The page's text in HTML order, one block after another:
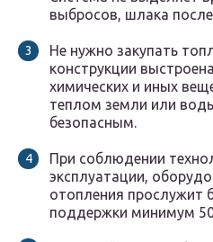
выбросов, шлака
Не нужно закупать
конструкции
химических и иных
теплом земли или
безопасным.
При соблюдении
эксплуатации,
отопления прослужит
поддержки минимум